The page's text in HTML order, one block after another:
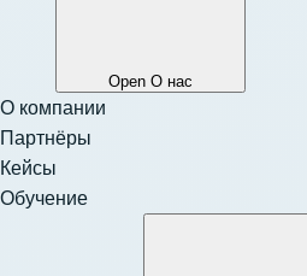
Open О нас
О компании
Партнёры
Кейсы
Обучение